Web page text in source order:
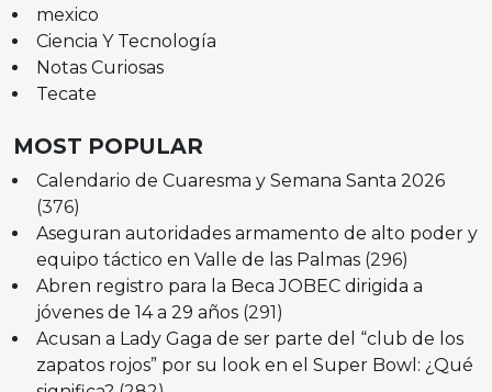
mexico
Ciencia Y Tecnología
Notas Curiosas
Tecate
MOST POPULAR
Calendario de Cuaresma y Semana Santa 2026
(376)
Aseguran autoridades armamento de alto poder y
equipo táctico en Valle de las Palmas (296)
Abren registro para la Beca JOBEC dirigida a
jóvenes de 14 a 29 años (291)
Acusan a Lady Gaga de ser parte del “club de los
zapatos rojos” por su look en el Super Bowl: ¿Qué